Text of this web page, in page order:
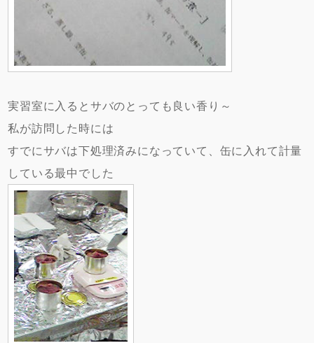
実習室に入るとサバのとっても良い香り～
私が訪問した時には
すでにサバは下処理済みになっていて、缶に入れて計量
している最中でした